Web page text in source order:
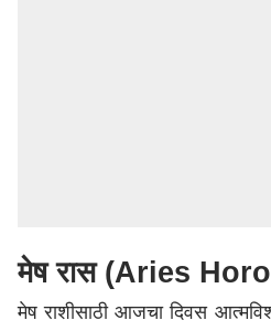
मेष रास (Aries
मेष राशीसाठी आजचा दिवस